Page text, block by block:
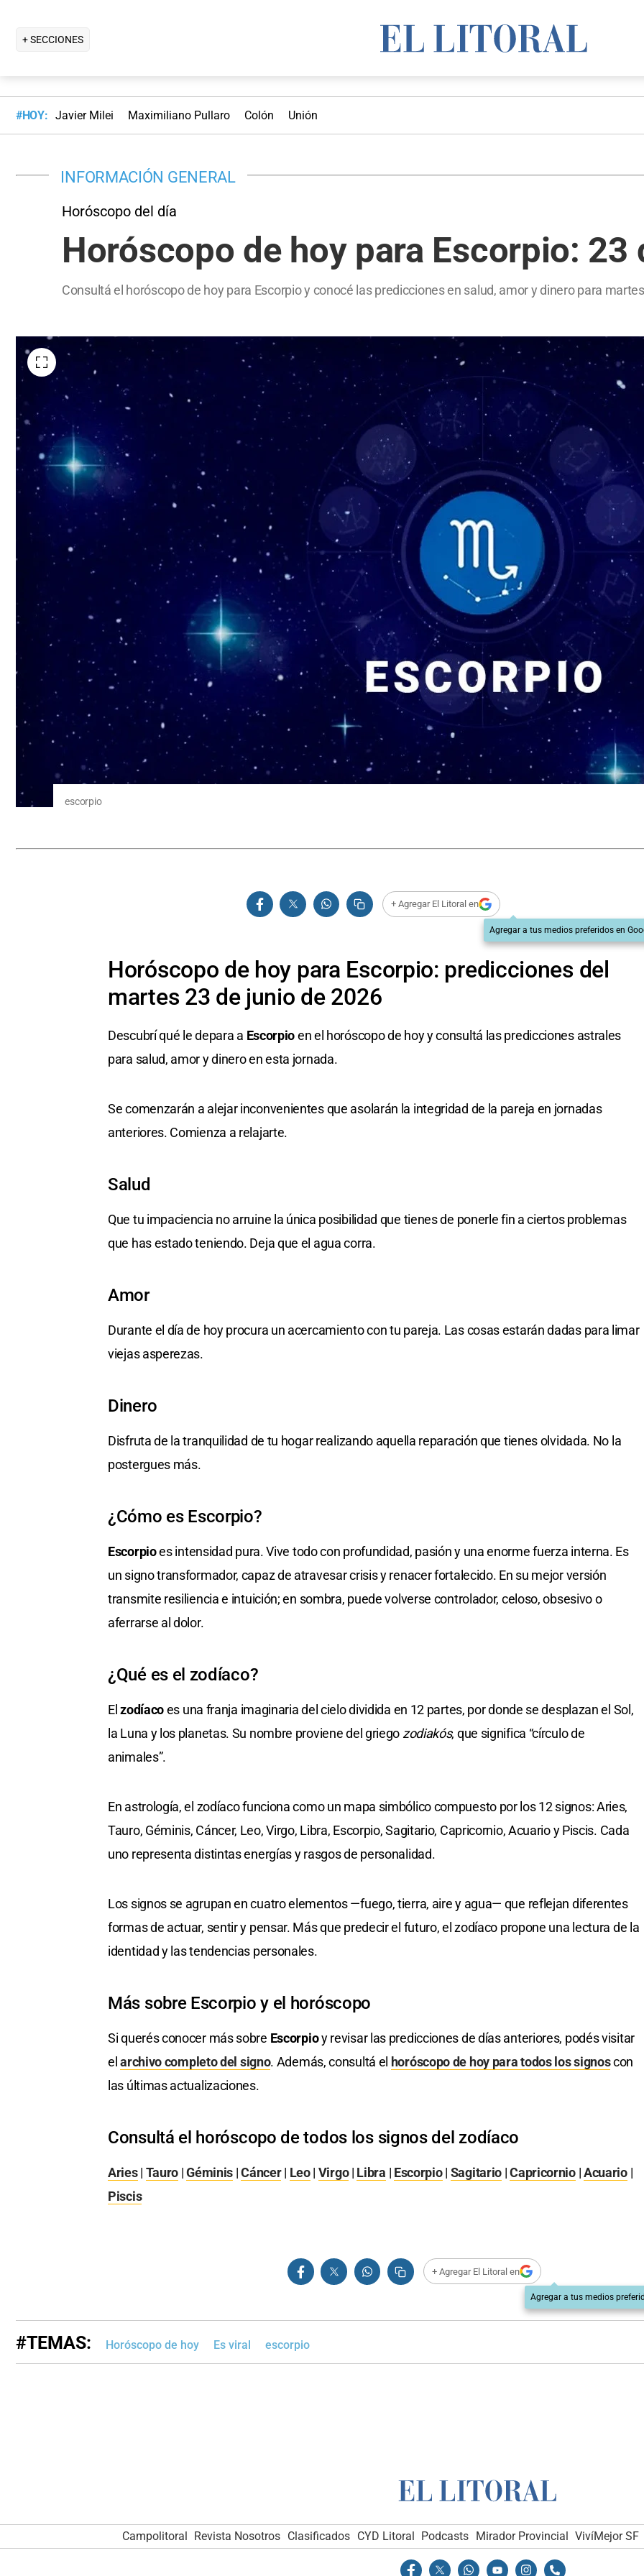
+ SECCIONES
#HOY: Javier Milei Maximiliano Pullaro Colón Unión
INFORMACIÓN GENERAL
Horóscopo del día
Horóscopo de hoy para Escorpio: 23
Consultá el horóscopo de hoy para Escorpio y conocé las predicciones en salud, amor y dinero para
escorpio
+ Agregar El Litoral en
Agregar a tus medios preferidos en
Horóscopo de hoy para Escorpio: predicciones del
martes 23 de junio de 2026
Descubrí qué le depara a Escorpioen el horóscopo de hoy y consultá las predicciones astrales
para salud, amor y dinero en esta jornada.
Se comenzarán a alejar inconvenientes que asolarán la integridad de la pareja en jornadas
anteriores. Comienza a relajarte.
Salud
Que tu impaciencia no arruine la única posibilidad que tienes de ponerle fin a ciertos problemas
que has estado teniendo. Deja que el agua corra.
Amor
Durante el día de hoy procura un acercamiento con tu pareja. Las cosas estarán dadas para limar
viejas asperezas.
Dinero
Disfruta de la tranquilidad de tu hogar realizando aquella reparación que tienes olvidada. No la
postergues más.
¿Cómo es Escorpio?
Escorpioes intensidad pura. Vive todo con profundidad, pasión y una enorme fuerza interna. Es
un signo transformador, capaz de atravesar crisis y renacer fortalecido. En su mejor versión
transmite resiliencia e intuición; en sombra, puede volverse controlador, celoso, obsesivo o
aferrarse al dolor.
¿Qué es el zodíaco?
Elzodíacoes una franja imaginaria del cielo dividida en 12 partes, por donde se desplazan el Sol,
la Luna y los planetas. Su nombre proviene del griegozodiakós, que significa “círculo de
animales”.
En astrología, el zodíaco funciona como un mapa simbólico compuesto por los 12 signos: Aries,
Tauro, Géminis, Cáncer, Leo, Virgo, Libra, Escorpio, Sagitario, Capricornio, Acuario y Piscis. Cada
uno representa distintas energías y rasgos de personalidad.
Los signos se agrupan en cuatro elementos —fuego, tierra, aire y agua— que reflejan diferentes
formas de actuar, sentir y pensar. Más que predecir el futuro, el zodíaco propone una lectura de la
identidad y las tendencias personales.
Más sobre Escorpio y el horóscopo
Si querés conocer más sobre Escorpioy revisar las predicciones de días anteriores, podés visitar
elarchivo completo del signo. Además, consultá el horóscopo de hoy para todos los signoscon
las últimas actualizaciones.
Consultá el horóscopo de todos los signos del zodíaco
Aries| Tauro |Géminis |Cáncer| Leo| Virgo| Libra | Escorpio| Sagitario |Capricornio|Acuario|
Piscis
+ Agregar El Litoral en
Agregar a tus medios
#TEMAS: Horóscopo de hoy Es viral escorpio
Campolitoral Revista Nosotros Clasificados CYD Litoral Podcasts Mirador Provincial VivíMejor SF